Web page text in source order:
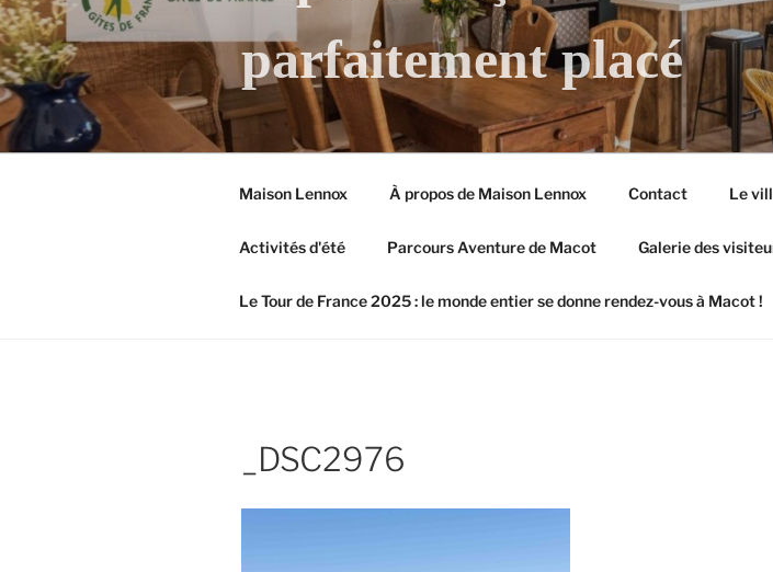
parfaitement placé
Maison Lennox À propos de Maison Lennox Contact Le
Activités d'été Parcours Aventure de Macot Galerie des
Le Tour de France 2025 : le monde entier se donne rendez-vous à Macot !
_DSC2976